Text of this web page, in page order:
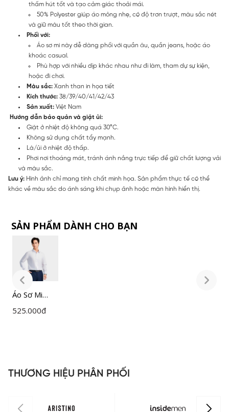
thấm hút tốt và tạo cảm giác thoải mái.
50% Polyester giúp áo mỏng nhẹ, có độ trơn trượt, màu sắc nét
và giữ màu tốt theo thời gian.
Phối với:
Áo sơ mi này dễ dàng phối với quần âu, quần jeans, hoặc áo
khoác casual.
Phù hợp với nhiều dịp khác nhau như đi làm, tham dự sự kiện,
hoặc đi chơi.
Màu sắc: Xanh than in họa tiết
Kích thước: 38/39/40/41/42/43
Sản xuất: Việt Nam
Hướng dẫn bảo quản và giặt ủi:
Giặt ở nhiệt độ không quá 30°C.
Không sử dụng chất tẩy mạnh.
Là/ủi ở nhiệt độ thấp.
Phơi nơi thoáng mát, tránh ánh nắng trực tiếp để giữ chất lượng vải
và màu sắc.
Lưu ý: Hình ảnh chỉ mang tính chất minh họa. Sản phẩm thực tế có thể
khác về màu sắc do ánh sáng khi chụp ảnh hoặc màn hình hiển thị.
SẢN PHẨM DÀNH CHO BẠN
Áo Sơ Mi
Nam Trắng
525.000đ
THƯƠNG HIỆU PHÂN PHỐI